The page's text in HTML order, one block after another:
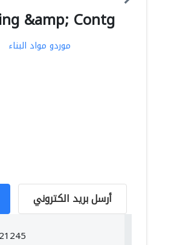
&amp; Contg
موردو مواد البناء
أرسل بريد الكتروني